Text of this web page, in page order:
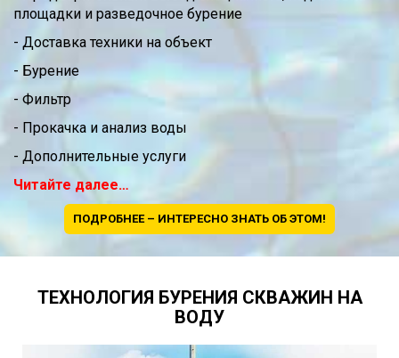
площадки и разведочное бурение
- Доставка техники на объект
- Бурение
- Фильтр
- Прокачка и анализ воды
- Дополнительные услуги
Читайте далее…
ПОДРОБНЕЕ – ИНТЕРЕСНО ЗНАТЬ ОБ ЭТОМ!
ТЕХНОЛОГИЯ БУРЕНИЯ СКВАЖИН НА
ВОДУ